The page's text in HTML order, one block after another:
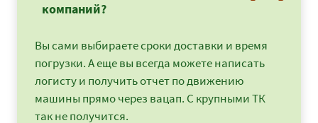
компаний?
Вы сами выбираете сроки доставки и время
погрузки. А еще вы всегда можете написать
логисту и получить отчет по движению
машины прямо через вацап. С крупными ТК
так не получится.